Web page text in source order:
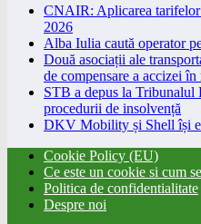
CNAIR: Aplicarea
2026
Alba Iulia caută operator
Două asociații ale
de compensare a accizei
STB a depus la Tribunalul
procedurii de insolvență
DKV Mobility și Shell își
Cookie Policy (EU)
Ce este un cookie si cum
Politica de confidentialitate
Despre noi